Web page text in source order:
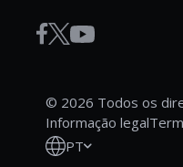
© 2026 Todos os
Informação legal
PT